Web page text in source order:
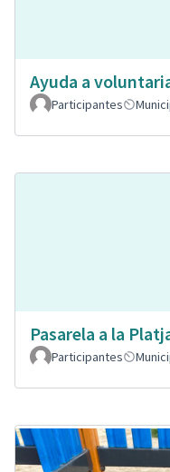
Ayuda a
Participantes
Pasarela a la
Participantes